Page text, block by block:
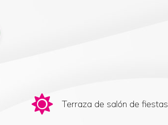
Terraza de salón de fiestas